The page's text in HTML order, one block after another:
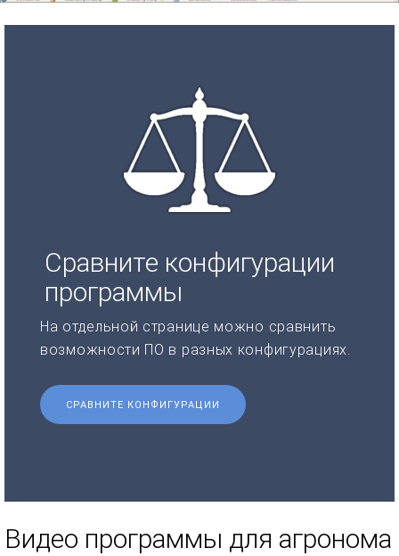
Сравните конфигурации
программы
На отдельной странице можно сравнить
возможности ПО в разных конфигурациях.
СРАВНИТЕ КОНФИГУРАЦИИ
Видео программы для агронома